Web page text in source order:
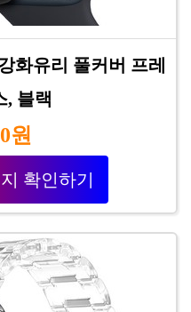
화유리 풀커버 프레
, 블랙
원
확인하기